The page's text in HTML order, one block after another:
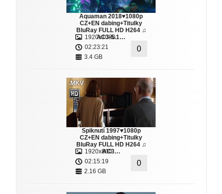
Aquaman 2018♥1080p
CZ+EN dabing+Titulky
BluRay FULL HD H264 ♫
AC3-5.1…
1920x1080
02:23:21
3.4 GB
0
.MKV
Spiknutí 1997♥1080p
CZ+EN dabing+Titulky
BluRay FULL HD H264 ♫
AC3…
1920x800
02:15:19
2.16 GB
0